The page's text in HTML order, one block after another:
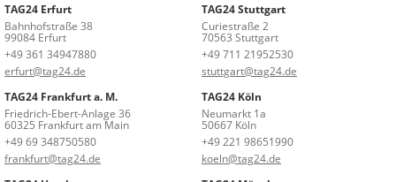
TAG24 Erfurt
Bahnhofstraße 38
99084 Erfurt
+49 361 34947880
erfurt@tag24.de
TAG24 Stuttgart
Curiestraße 2
70563 Stuttgart
+49 711 21952530
stuttgart@tag24.de
TAG24 Frankfurt a. M.
Friedrich-Ebert-Anlage 36
60325 Frankfurt am Main
+49 69 348750580
frankfurt@tag24.de
TAG24 Köln
Neumarkt 1a
50667 Köln
+49 221 98651990
koeln@tag24.de